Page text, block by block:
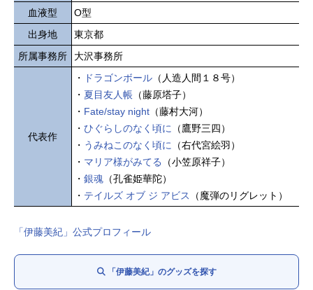
血液型
O型
出身地
東京都
所属事務所
大沢事務所
代表作
・ ドラゴンボール （人造人間１８号）
・ 夏目友人帳 （藤原塔子）
・ Fate/stay night （藤村大河）
・ ひぐらしのなく頃に （鷹野三四）
・ うみねこのなく頃に （右代宮絵羽）
・ マリア様がみてる
（小笠原祥子）
・ 銀魂 （孔雀姫華陀）
・ テイルズ オブ ジ アビス （魔弾のリグレット）
「伊藤美紀」公式プロフィール
「伊藤美紀」のグッズを探す